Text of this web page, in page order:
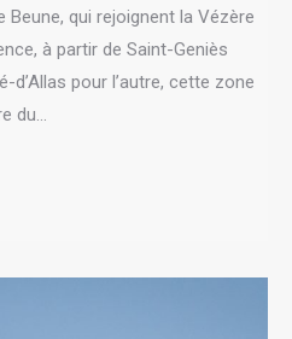
Beune, qui rejoignent la Vézère
à partir de Saint-Geniès
d’Allas pour l’autre, cette zone
du…